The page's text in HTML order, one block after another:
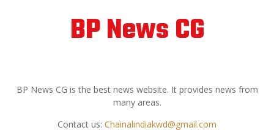
BP News CG
BP News CG is the best news website. It provides news from
many areas.
Contact us: Chainalindiakwd@gmail.com